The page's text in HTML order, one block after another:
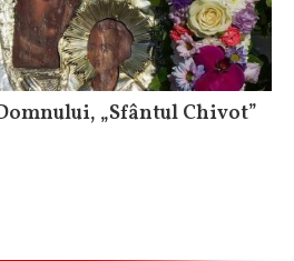
„Sfântul Chivot”